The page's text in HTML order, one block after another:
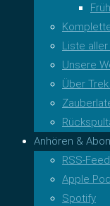
Liste
Unsere
Über
Anhören &
RSS-Feed
Apple
Spotify